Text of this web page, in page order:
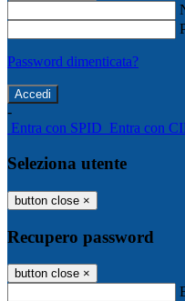
Password dimenticata?
-
Entra con SPID Entra con
Seleziona utente
button close ×
Recupero password
button close ×